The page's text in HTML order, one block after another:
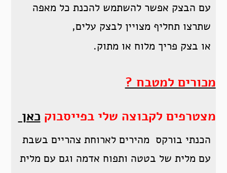
עם הבצק אפשר להשתמש להכנת כל מאפה
שתרצו תחליף מצויין לבצק עלים,
או בצק פריך מלוח או מתוק.
מכורים למטבח ?
מצטרפים לקבוצה שלי בפייסבוק כאן
הכנתי בורקס מהירים לארוחת צהריים בשבת
עם מלית של בטטה ותפוח אדמה וגם עם מלית